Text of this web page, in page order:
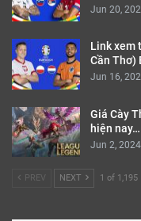
Jun 20,
Link xem
Cần Thơ)
Jun 16,
Giá Cày
hiện nay…
Jun 2, 2024
PREV NEXT 1 of 1,195